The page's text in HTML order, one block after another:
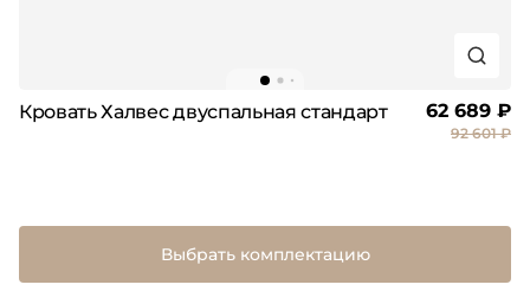
Кровать Халвес двуспальная стандарт 62 689 ₽
92 601 ₽
Выбрать комплектацию